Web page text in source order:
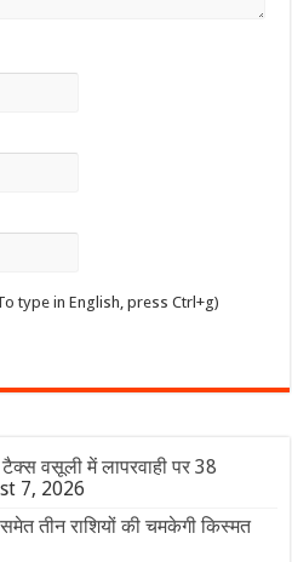
type in English, press Ctrl+g)
टैक्स वसूली में लापरवाही पर 38
7, 2026
तीन राशियों की चमकेगी किस्मत